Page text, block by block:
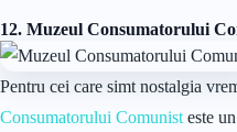
12. Muzeul Consumatorului
Pentru cei care simt nostalgia
Consumatorului Comunist este